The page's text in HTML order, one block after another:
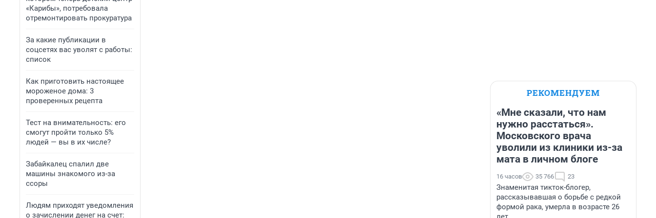
«Карибы», потребовала
отремонтировать прокуратура
За какие публикации в
соцсетях вас уволят с работы:
список
Как приготовить настоящее
мороженое дома: 3
проверенных рецепта
Тест на внимательность: его
смогут пройти только 5%
людей — вы в их числе?
Забайкалец спалил две
машины знакомого из-за
ссоры
Людям приходят уведомления
о зачислении денег на счет:
РЕКОМЕНДУЕМ
«Мне сказали, что нам
нужно расстаться».
Московского врача
уволили из клиники из-за
мата в личном блоге
16 часов 35 766 23
Знаменитая тикток-блогер,
рассказывавшая о борьбе с редкой
формой рака, умерла в возрасте 26